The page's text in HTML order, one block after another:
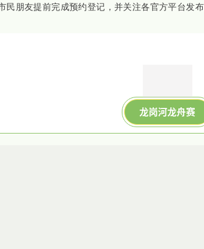
民朋友提前完成预约登记，并关注各官方平台发
龙岗河龙舟赛